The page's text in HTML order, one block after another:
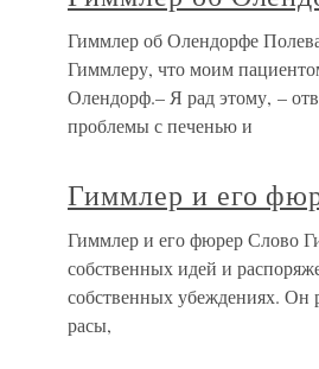
Гиммлер об Олендорфе
Гиммлеру, что моим
Олендорф.– Я рад этому, –
проблемы с печенью и
Гиммлер и его
Гиммлер и его фюрер Слово
собственных идей и
собственных убеждениях. Он
расы,